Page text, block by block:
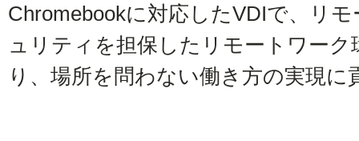
Chromebookに対応したVDIで、リ
ュリティを担保したリモートワー
り、場所を問わない働き方の実現に